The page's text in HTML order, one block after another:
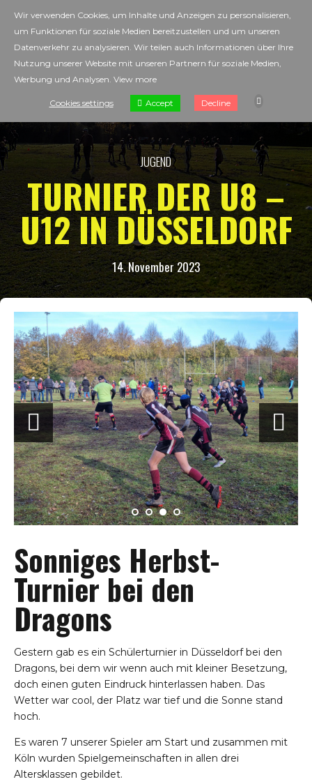
JUGEND
TURNIER DER U8 –
U12 IN DÜSSELDORF
14. November 2023
Sonniges Herbst-
Turnier bei den
Dragons
Gestern gab es ein Schülerturnier in Düsseldorf bei den
Dragons, bei dem wir wenn auch mit kleiner Besetzung,
doch einen guten Eindruck hinterlassen haben. Das
Wetter war cool, der Platz war tief und die Sonne stand
hoch.
Es waren 7 unserer Spieler am Start und zusammen mit
Köln wurden Spielgemeinschaften in allen drei
Altersklassen gebildet.
Wir verwenden Cookies, um Inhalte und Anzeigen zu personalisieren,
um Funktionen für soziale Medien bereitzustellen und um unseren
Datenverkehr zu analysieren. Wir teilen auch Informationen über Ihre
Nutzung unserer Website mit unseren Partnern für soziale Medien,
Werbung und Analysen. View more
Cookies settings Accept Decline